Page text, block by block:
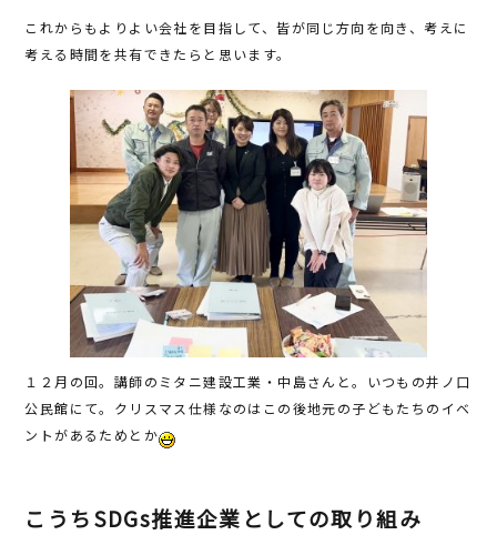
これからもよりよい会社を目指して、皆が同じ方向を向き、考えに
考える時間を共有できたらと思います。
１２月の回。講師のミタニ建設工業・中島さんと。いつもの井ノ口
公民館にて。クリスマス仕様なのはこの後地元の子どもたちのイベ
ントがあるためとか
こうちSDGs推進企業としての取り組み